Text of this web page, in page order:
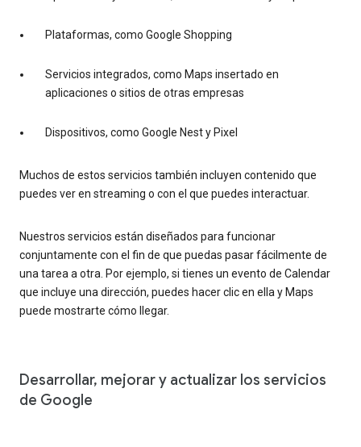
Plataformas, como Google Shopping
Servicios integrados, como Maps insertado en
aplicaciones o sitios de otras empresas
Dispositivos, como Google Nest y Pixel
Muchos de estos servicios también incluyen contenido que
puedes ver en streaming o con el que puedes interactuar.
Nuestros servicios están diseñados para funcionar
conjuntamente con el fin de que puedas pasar fácilmente de
una tarea a otra. Por ejemplo, si tienes un evento de Calendar
que incluye una dirección, puedes hacer clic en ella y Maps
puede mostrarte cómo llegar.
Desarrollar, mejorar y actualizar los servicios
de Google